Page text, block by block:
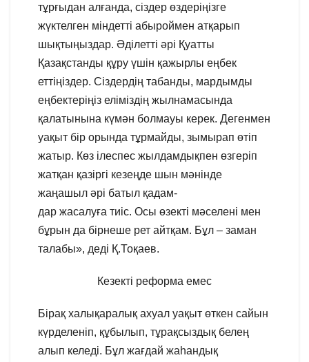
тұрғыдан алғанда, сіздер өздеріңізге
жүктелген міндетті абыроймен атқарып
шықтыңыздар. Әділетті әрі Қуатты
Қазақстанды құру үшін қажырлы еңбек
еттіңіздер. Сіздердің табанды, мардымды
еңбектеріңіз еліміздің жылнамасында
қалатынына күмән болмауы керек. Дегенмен
уақыт бір орында тұрмайды, зымырап өтіп
жатыр. Көз ілеспес жылдамдықпен өзгеріп
жатқан қазіргі кезеңде шын мәнінде
жаңашыл әрі батыл қадам-
дар жасалуға тиіс. Осы өзекті мәселені мен
бұрын да бірнеше рет айтқам. Бұл – заман
талабы», деді Қ.Тоқаев.
Кезекті реформа емес
Бірақ халықаралық ахуал уақыт өткен сайын
күрделеніп, құбылып, тұрақсыздық белең
алып келеді. Бұл жағдай жаһандық